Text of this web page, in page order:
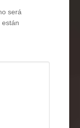
será
están